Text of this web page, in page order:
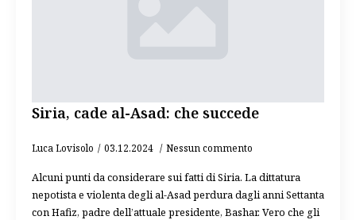
Siria, cade al-Asad: che succede
Luca Lovisolo 03.12.2024 Nessun commento
Alcuni punti da considerare sui fatti di Siria. La dittatura
nepotista e violenta degli al-Asad perdura dagli anni Settanta
con Hafiz, padre dell’attuale presidente, Bashar. Vero che gli